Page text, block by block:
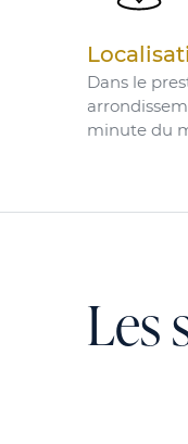
Dans le
minute du
Les